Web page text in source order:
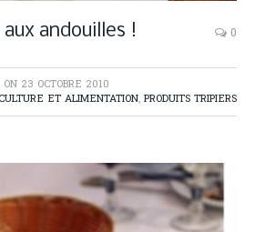
aux andouilles ! 0
ON 23 OCTOBRE 2010
ET ALIMENTATION, PRODUITS TRIPIERS